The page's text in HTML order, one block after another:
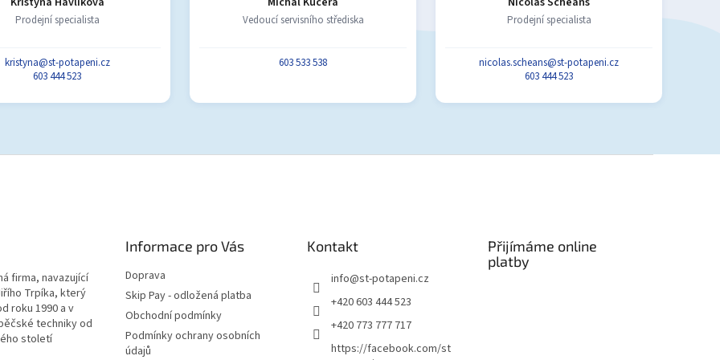
Prodejní specialista
kristyna@st-potapeni.cz
603 444 523
Vedoucí servisního střediska
603 533 538
Prodejní specialista
nicolas.scheans@st-potapeni.cz
603 444 523
firma, navazující
Trpíka, který
roku 1990 a v
techniky od
století
Informace pro Vás
Doprava
Skip Pay - odložená platba
Obchodní podmínky
Podmínky ochrany osobních
údajů
Kontakt
info@st-potapeni.cz
+420 603 444 523
+420 773 777 717
https://facebook.com/st
Přijímáme online
platby